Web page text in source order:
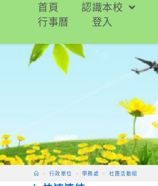
要
首頁 認識本校
行事曆
登入
> 行政單位 > 學務處 > 社團活動組